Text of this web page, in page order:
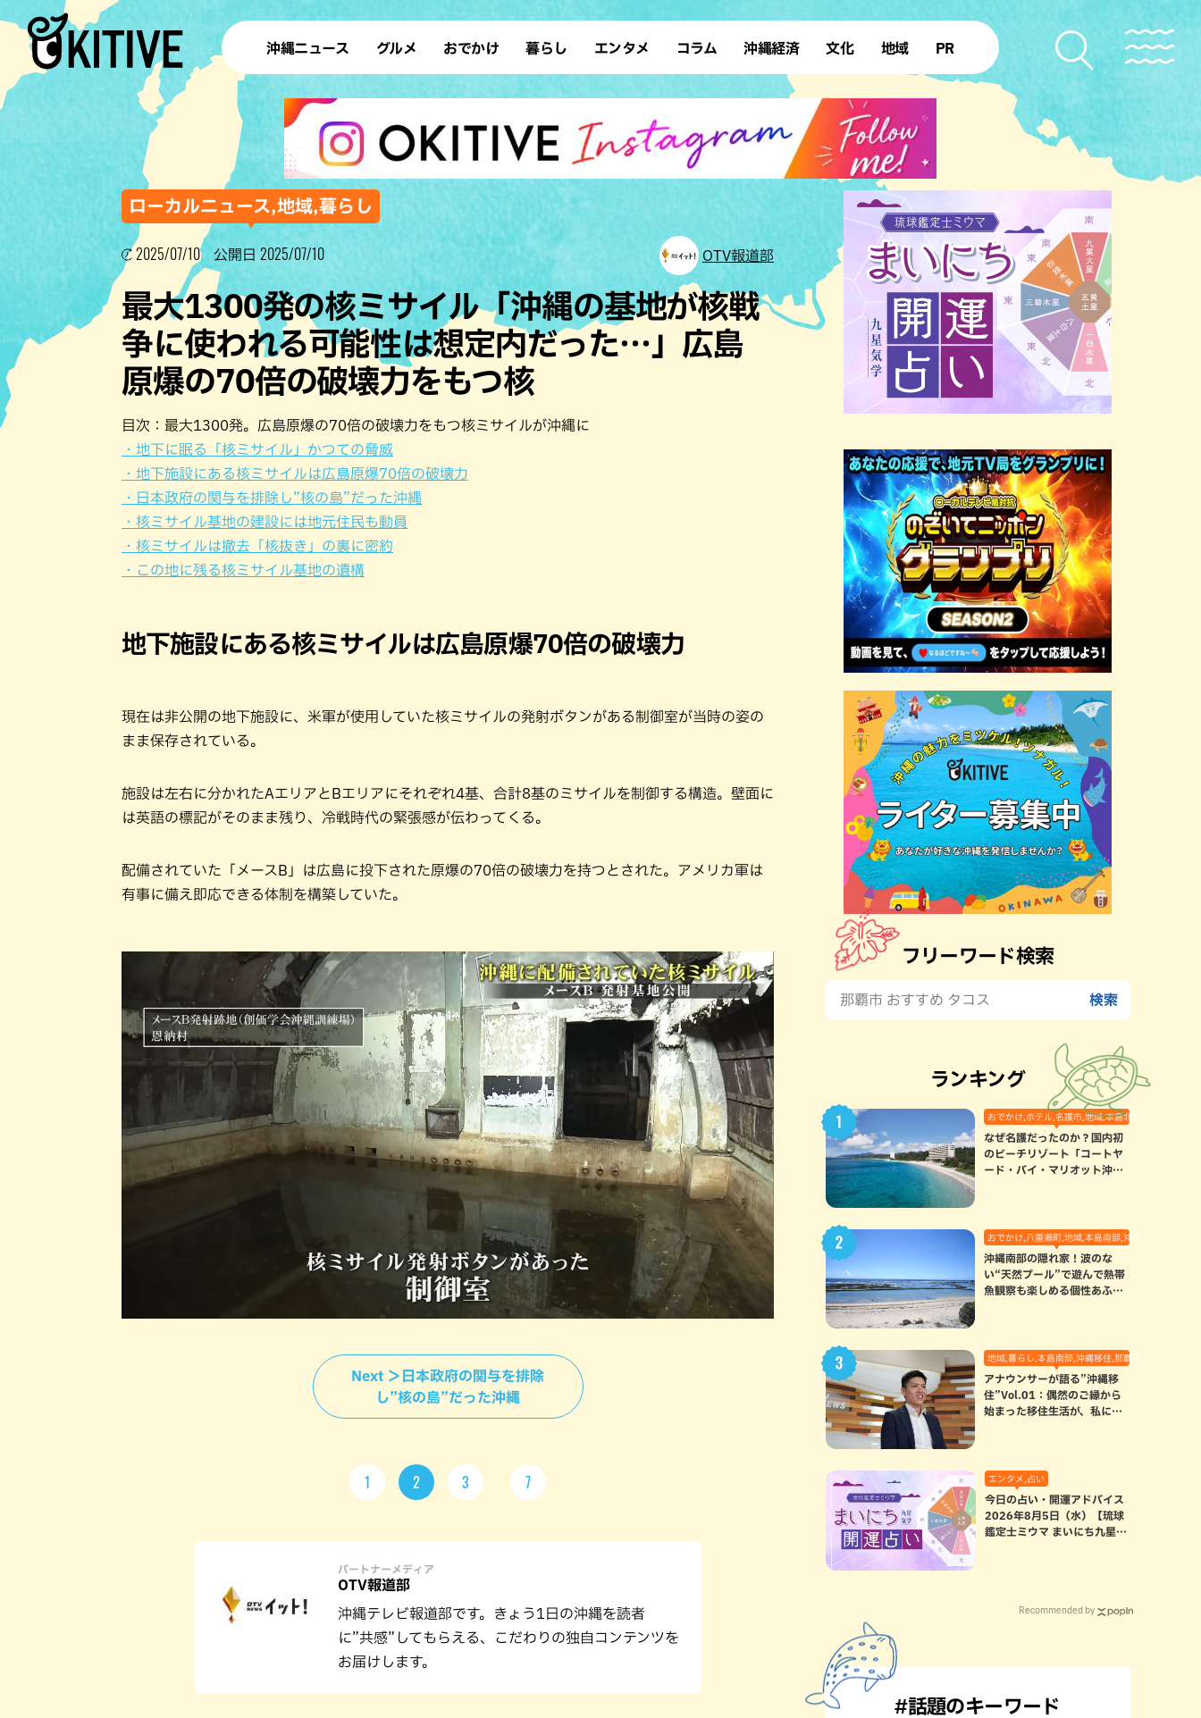
沖縄ニュース グルメ
ラーメン 沖縄そば
テイクアウト カフェ
すし・魚料理 和食・日本料理
アジア・エスニック
イタリアン
洋食・西洋料理 フレンチ
ステーキ・焼肉 焼鳥・串料理
その他の肉料理 居酒屋・バー
ブッフェ・バイキング スイーツ
ハンバーガー
おでかけ
デート ドライブ
散歩 ソロ活
歴史
レジャー
ショッピング
サウナ 公園
沖縄の海
暮らし
レシピ SDGs
ファッション ローカルニュース
沖縄移住 沖縄旧暦行事
エンタメ
スポーツ 占い
タレント・芸人 テレビ
コラム 沖縄経済 文化
復帰50年
地域
本島北部
本島南部 先島諸島
北部離島
PR
ローカルニュース,地域,暮らし
2025/07/10 公開日 2025/07/10 OTV報道部
最大1300発の核ミサイル「沖縄の基地が核戦
争に使われる可能性は想定内だった…」広島
原爆の70倍の破壊力をもつ核
目次：最大1300発。広島原爆の70倍の破壊力をもつ核ミサイルが沖縄に
・地下に眠る「核ミサイル」かつての脅威
・地下施設にある核ミサイルは広島原爆70倍の破壊力
・日本政府の関与を排除し”核の島”だった沖縄
・核ミサイル基地の建設には地元住民も動員
・核ミサイルは撤去「核抜き」の裏に密約
・この地に残る核ミサイル基地の遺構
地下施設にある核ミサイルは広島原爆70倍の破壊力
現在は非公開の地下施設に、米軍が使用していた核ミサイルの発射ボタンがある制御室が当時の姿の
まま保存されている。
施設は左右に分かれたAエリアとBエリアにそれぞれ4基、合計8基のミサイルを制御する構造。壁面に
は英語の標記がそのまま残り、冷戦時代の緊張感が伝わってくる。
配備されていた「メースB」は広島に投下された原爆の70倍の破壊力を持つとされた。アメリカ軍は
有事に備え即応できる体制を構築していた。
Next ＞日本政府の関与を排除
し”核の島”だった沖縄
1 2 3 7
パートナーメディア
OTV報道部
沖縄テレビ報道部です。きょう1日の沖縄を読者
に”共感”してもらえる、こだわりの独自コンテンツを
お届けします。
フリーワード検索
ランキング
おでかけ,ホテル,名護市,地域,本島北部
なぜ名護だったのか？国内初
のビーチリゾート「コートヤ
ード・バイ・マリオット沖縄
おでかけ,八重瀬町,地域,本島南部,沖縄の海,自然
沖縄南部の隠れ家！波のな
い“天然プール”で遊んで熱帯
魚観察も楽しめる個性あふれ
地域,暮らし,本島南部,沖縄移住,那覇市
アナウンサーが語る”沖縄移
住”Vol.01：偶然のご縁から
始まった移住生活が、私にと
エンタメ,占い
今日の占い・開運アドバイス
2026年8月5日（水）【琉球
鑑定士ミウマ まいにち九星気
Recommended by
#話題のキーワード